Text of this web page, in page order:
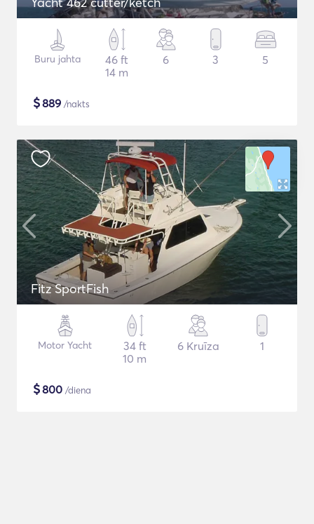
Buru jahta
46 ft
14 m
6 3 5
$889 /nakts
Fitz SportFish
Motor Yacht
34 ft
10 m
6 Kruīza 1
$800 /diena